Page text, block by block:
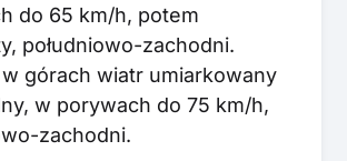
do 65 km/h, potem
południowo-zachodni.
górach wiatr umiarkowany
w porywach do 75 km/h,
zachodni.